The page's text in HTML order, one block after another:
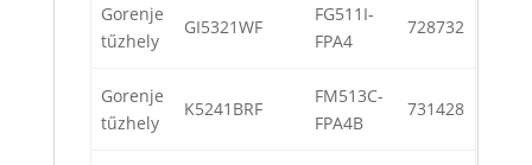
Gorenje
tűzhely
GI5321WF
FG511I-
FPA4
728732
Gorenje
tűzhely
K5241BRF
FM513C-
FPA4B
731428